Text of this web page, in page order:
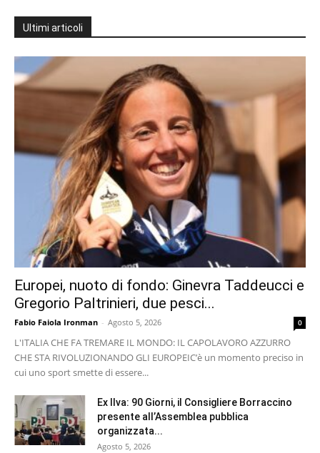
Ultimi articoli
Europei, nuoto di fondo: Ginevra Taddeucci e
Gregorio Paltrinieri, due pesci...
Fabio Faiola Ironman - Agosto 5, 2026 0
L'ITALIA CHE FA TREMARE IL MONDO: IL CAPOLAVORO AZZURRO
CHE STA RIVOLUZIONANDO GLI EUROPEI ​C’è un momento preciso in
cui uno sport smette di essere...
Ex Ilva: 90 Giorni, il Consigliere Borraccino
presente all’Assemblea pubblica
organizzata...
Agosto 5, 2026